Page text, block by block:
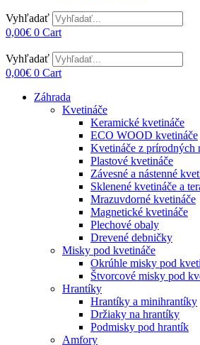
Vyhľadať
0,00€ 0 Cart
Vyhľadať
0,00€ 0 Cart
Záhrada
Kvetináče
Keramické kvetináče
ECO WOOD kvetináče
Kvetináče z prírodných
Plastové kvetináče
Závesné a nástenné
Sklenené kvetináče a
Mrazuvdorné kvetináče
Magnetické kvetináče
Plechové obaly
Drevené debničky
Misky pod kvetináče
Okrúhle misky pod
Štvorcové misky pod
Hrantíky
Hrantíky a minihrantíky
Držiaky na hrantíky
Podmisky pod hrantík
Amfory